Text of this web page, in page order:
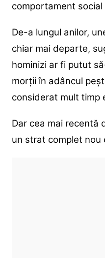
comportament social
De-a lungul anilor,
chiar mai departe,
hominizi ar fi putut
morții în adâncul
considerat mult timp
Dar cea mai recentă
un strat complet nou